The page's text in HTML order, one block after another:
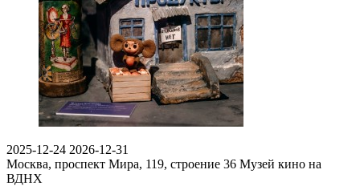
2025-12-24 2026-12-31
Москва, проспект Мира, 119, строение 36 Музей кино на
ВДНХ